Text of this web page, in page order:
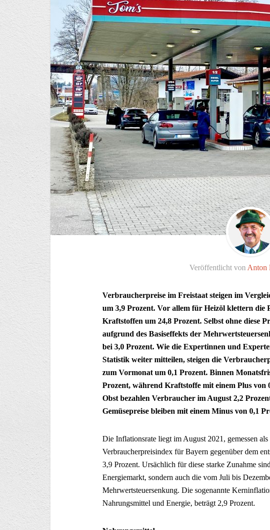
Veröffentlicht von Anton
Verbraucherpreise im Freistaat steigen im
um 3,9 Prozent. Vor allem für Heizöl klettern die
Kraftstoffen um 24,8 Prozent. Selbst ohne diese
aufgrund des Basiseffekts der
bei 3,0 Prozent. Wie die Expertinnen und
Statistik weiter mitteilen, steigen die
zum Vormonat um 0,1 Prozent. Binnen
Prozent, während Kraftstoffe mit einem Plus von
Obst bezahlen Verbraucher im August 2,2
Gemüsepreise bleiben mit einem Minus von 0,1
Die Inflationsrate liegt im August 2021, gemessen
Verbraucherpreisindex für Bayern gegenüber dem
3,9 Prozent. Ursächlich für diese starke Zunahme
Energiemarkt, sondern auch die vom Juli bis
Mehrwertsteuersenkung. Die sogenannte
Nahrungsmittel und Energie, beträgt 2,9 Prozent.